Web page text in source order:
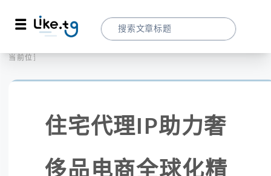
当前位置：
住宅代理IP助力奢
侈品电商全球化精